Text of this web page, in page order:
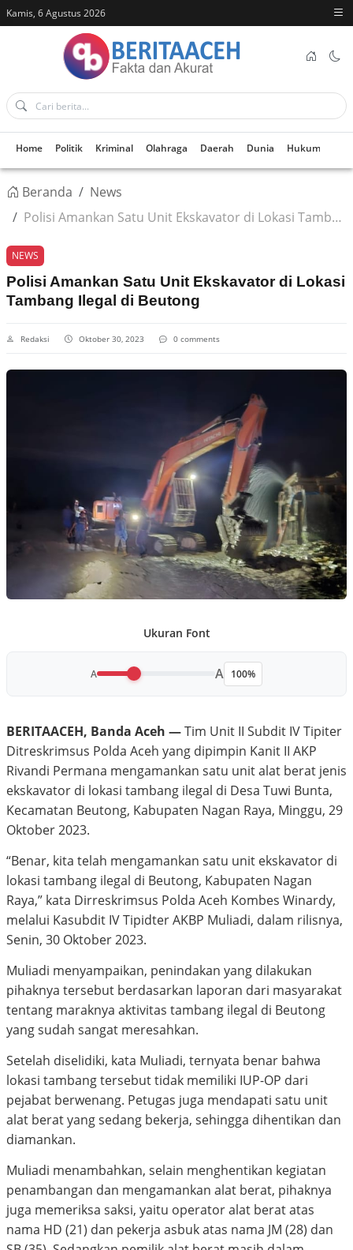
Kamis, 6 Agustus 2026
Home Politik Kriminal Olahraga Daerah Dunia Hukum
Beranda
News
Polisi Amankan Satu Unit Ekskavator di Lokasi Tambang Ilegal di Beutong
NEWS
Polisi Amankan Satu Unit Ekskavator di Lokasi
Tambang Ilegal di Beutong
Redaksi Oktober 30, 2023 0 comments
Ukuran Font
A A 100%
BERITAACEH, Banda Aceh —Tim Unit II Subdit IV Tipiter
Ditreskrimsus Polda Aceh yang dipimpin Kanit II AKP
Rivandi Permana mengamankan satu unit alat berat jenis
ekskavator di lokasi tambang ilegal di Desa Tuwi Bunta,
Kecamatan Beutong, Kabupaten Nagan Raya, Minggu, 29
Oktober 2023.
“Benar, kita telah mengamankan satu unit ekskavator di
lokasi tambang ilegal di Beutong, Kabupaten Nagan
Raya,” kata Dirreskrimsus Polda Aceh Kombes Winardy,
melalui Kasubdit IV Tipidter AKBP Muliadi, dalam rilisnya,
Senin, 30 Oktober 2023.
Muliadi menyampaikan, penindakan yang dilakukan
pihaknya tersebut berdasarkan laporan dari masyarakat
tentang maraknya aktivitas tambang ilegal di Beutong
yang sudah sangat meresahkan.
Setelah diselidiki, kata Muliadi, ternyata benar bahwa
lokasi tambang tersebut tidak memiliki IUP-OP dari
pejabat berwenang. Petugas juga mendapati satu unit
alat berat yang sedang bekerja, sehingga dihentikan dan
diamankan.
Muliadi menambahkan, selain menghentikan kegiatan
penambangan dan mengamankan alat berat, pihaknya
juga memeriksa saksi, yaitu operator alat berat atas
nama HD (21) dan pekerja asbuk atas nama JM (28) dan